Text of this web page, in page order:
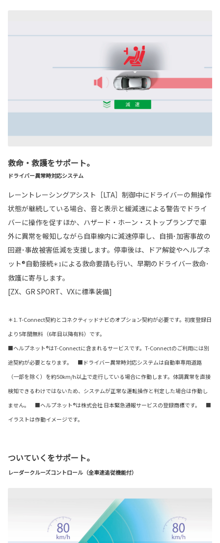
救命・救護をサポート。
ドライバー異常時対応システム
レーントレーシングアシスト［LTA］制御中にドライバーの無操作
状態が継続している場合、音と表示と緩減速による警告でドライ
バーに操作を促すほか、ハザード・ホーン・ストップランプで車
外に異常を報知しながら自車線内に減速停車し、自損･加害事故の
回避･事故被害低減を支援します。停車後は、ドア解錠やヘルプネ
ット®自動接続＊1による救命要請も行い、早期のドライバー救命･
救護に寄与します。
[ZX、GR SPORT、VXに標準装備]
＊1. T-Connect契約とコネクティッドナビのオプション契約が必要です。初度登録日
より5年間無料（6年目以降有料）です。
■ヘルプネット®はT-Connectに含まれるサービスです。T-Connectのご利用には別
途契約が必要となります。 ■ドライバー異常時対応システムは自動車専用道路
（一部を除く）を約50km/h以上で走行している場合に作動します。体調異常を直接
検知できるわけではないため、システムが正常な運転操作と判定した場合は作動し
ません。 ■ヘルプネット®は株式会社 日本緊急通報サービスの登録商標です。 ■
イラストは作動イメージです。
ついていくをサポート。
レーダークルーズコントロール（全車速追従機能付）